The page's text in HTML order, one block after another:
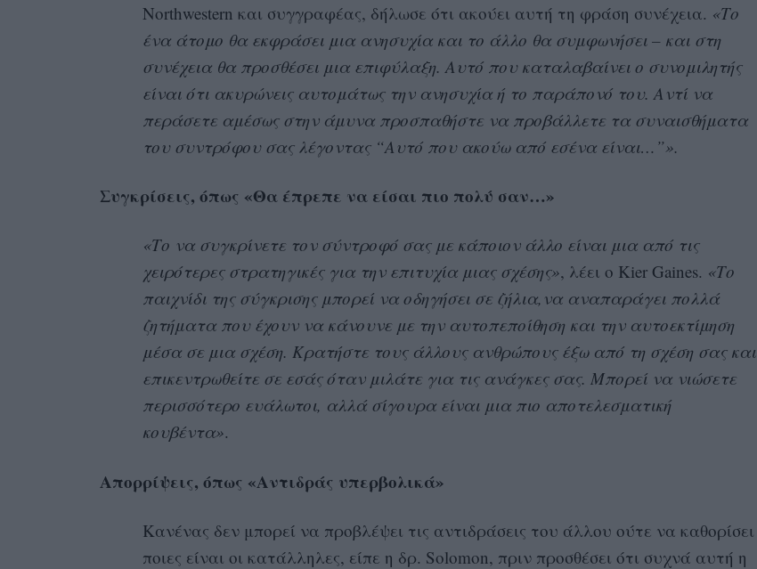
Northwestern και συγγραφέας, δήλωσε ότι ακούει αυτή τη φράση συνέχεια. «Το
ένα άτομο θα εκφράσει μια ανησυχία και το άλλο θα συμφωνήσει – και στη
συνέχεια θα προσθέσει μια επιφύλαξη. Αυτό που καταλαβαίνει ο συνομιλητής
είναι ότι ακυρώνεις αυτομάτως την ανησυχία ή το παράπονό του. Αντί να
περάσετε αμέσως στην άμυνα προσπαθήστε να προβάλλετε τα συναισθήματα
του συντρόφου σας λέγοντας “Αυτό που ακούω από εσένα είναι…”».
Συγκρίσεις, όπως «Θα έπρεπε να είσαι πιο πολύ σαν…»
«Το να συγκρίνετε τον σύντροφό σας με κάποιον άλλο είναι μια από τις
χειρότερες στρατηγικές για την επιτυχία μιας σχέσης», λέει ο Kier Gaines. «Το
παιχνίδι της σύγκρισης μπορεί να οδηγήσει σε ζήλια,να αναπαράγει πολλά
ζητήματα που έχουν να κάνουνε με την αυτοπεποίθηση και την αυτοεκτίμηση
μέσα σε μια σχέση. Κρατήστε τους άλλους ανθρώπους έξω από τη σχέση σας και
επικεντρωθείτε σε εσάς όταν μιλάτε για τις ανάγκες σας. Μπορεί να νιώσετε
περισσότερο ευάλωτοι, αλλά σίγουρα είναι μια πιο αποτελεσματική
κουβέντα».
Απορρίψεις, όπως «Αντιδράς υπερβολικά»
Κανένας δεν μπορεί να προβλέψει τις αντιδράσεις του άλλου ούτε να καθορίσει
ποιες είναι οι κατάλληλες, είπε η δρ. Solomon, πριν προσθέσει ότι συχνά αυτή η